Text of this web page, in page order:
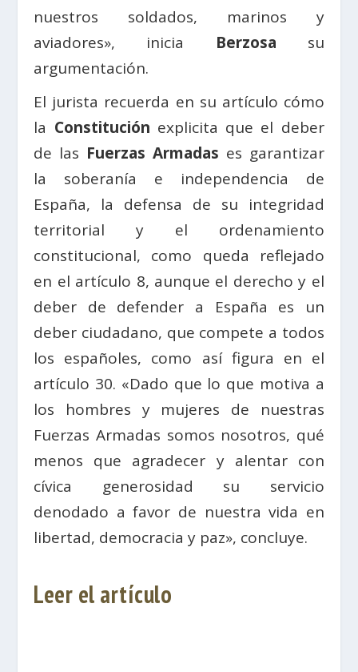
nuestros soldados, marinos y
aviadores», inicia Berzosa su
argumentación.
El jurista recuerda en su artículo cómo
la Constitución explicita que el deber
de las Fuerzas Armadas es garantizar
la soberanía e independencia de
España, la defensa de su integridad
territorial y el ordenamiento
constitucional, como queda reflejado
en el artículo 8, aunque el derecho y el
deber de defender a España es un
deber ciudadano, que compete a todos
los españoles, como así figura en el
artículo 30. «Dado que lo que motiva a
los hombres y mujeres de nuestras
Fuerzas Armadas somos nosotros, qué
menos que agradecer y alentar con
cívica generosidad su servicio
denodado a favor de nuestra vida en
libertad, democracia y paz», concluye.
Leer el artículo